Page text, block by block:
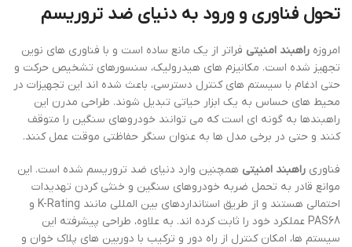
تحول فناوری و ورود به دنیای ضد تروریسم
امروزه راهبند امنیتی فراتر از یک مانع ساده است و با فناوری های نوین
تجهیز شده است. مکانیزم های هیدرولیک، سنسورهای تشخیص حرکت و
حتی ادغام با سیستم های کنترل دسترسی، باعث شده اند این تجهیزات در
محیط های حساس به یک ابزار حیاتی تبدیل شوند. طراحی مدرن این
راهبندها به گونه ای است که می توانند خودروهای سنگین را متوقف
کنند و حتی در برخی مدل ها به عنوان سنگر حفاظتی موقت عمل کنند.
فناوری راهبند امنیتی همچنین وارد دنیای ضد تروریسم شده است. این
موانع قادر به تحمل ضربه خودروهای سنگین و خنثی کردن تهدیدات
احتمالی هستند و از طریق استانداردهای بین المللی مانند K-Rating و
PAS68 عملکرد خود را ثابت کرده اند. به علاوه، طراحی پیشرفته این
سیستم ها، امکان کنترل از راه دور و ترکیب با دوربین های پلاک خوان و